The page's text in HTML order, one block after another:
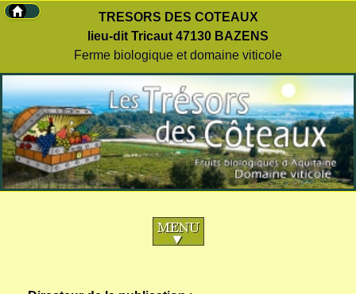
TRESORS DES COTEAUX
lieu-dit Tricaut 47130 BAZENS
Ferme biologique et domaine viticole